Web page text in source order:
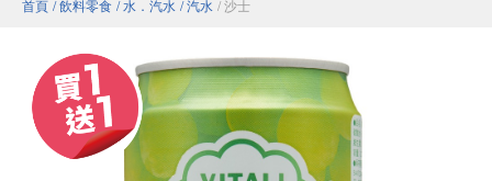
首頁 / 飲料零食 / 水．汽水 / 汽水 / 沙士